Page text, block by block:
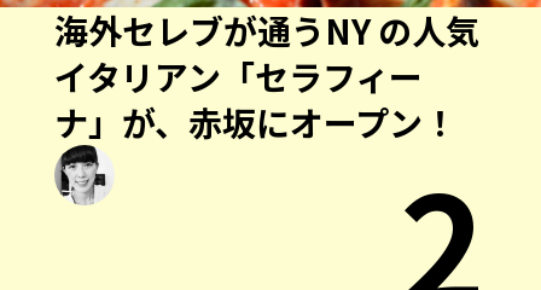
海外セレブが通うNY の人気
イタリアン「セラフィー
ナ」が、赤坂にオープン！
2